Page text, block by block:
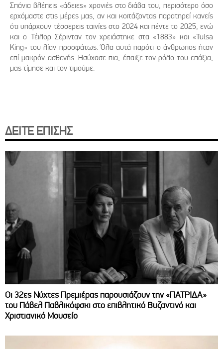
Σπάνια βλέπεις «άδειες» χρονιές στο διάβα του, περισότερο όσο
ερχόμαστε στις μέρες μας, αν και κοιτάζοντας παρατηρεί κανείς
ότι υπάρχουν τέσσερεις ταινίες στο 2024 και πέντε το 2025, ενώ
και ο Τέιλορ Σέρινταν τον χρειάστηκε στα «1883» και «Tulsa
King» του λίαν προσφάτως. Όλα αυτά παρότι ο άνθρωπος ήταν
επί μακρόν ασθενής. Ησύχασε πια, έπαιξε τον ρόλο του επάξια,
μας τίμησε και τον τιμούμε.
ΔΕΙΤΕ ΕΠΙΣΗΣ
Οι 32ες Νύχτες Πρεμιέρας παρουσιάζουν την «ΠΑΤΡΙΔΑ»
του Πάβελ Παβλικόφσκι στο επιβλητικό Βυζαντινό και
Χριστιανικό Μουσείο